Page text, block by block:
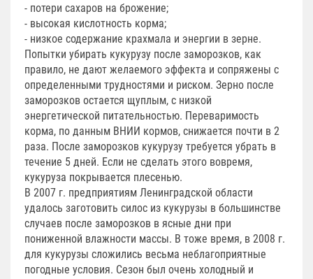
- потери сахаров на брожение;
- высокая кислотность корма;
- низкое содержание крахмала и энергии в зерне.
Попытки убирать кукурузу после заморозков, как
правило, не дают желаемого эффекта и сопряжены с
определенными трудностями и риском. Зерно после
заморозков остается щуплым, с низкой
энергетической питательностью. Переваримость
корма, по данным ВНИИ кормов, снижается почти в 2
раза. После заморозков кукурузу требуется убрать в
течение 5 дней. Если не сделать этого вовремя,
кукуруза покрывается плесенью.
В 2007 г. предприятиям Ленинградской области
удалось заготовить силос из кукурузы в большинстве
случаев после заморозков в ясные дни при
пониженной влажности массы. В тоже время, в 2008 г.
для кукурузы сложились весьма неблагоприятные
погодные условия. Сезон был очень холодный и